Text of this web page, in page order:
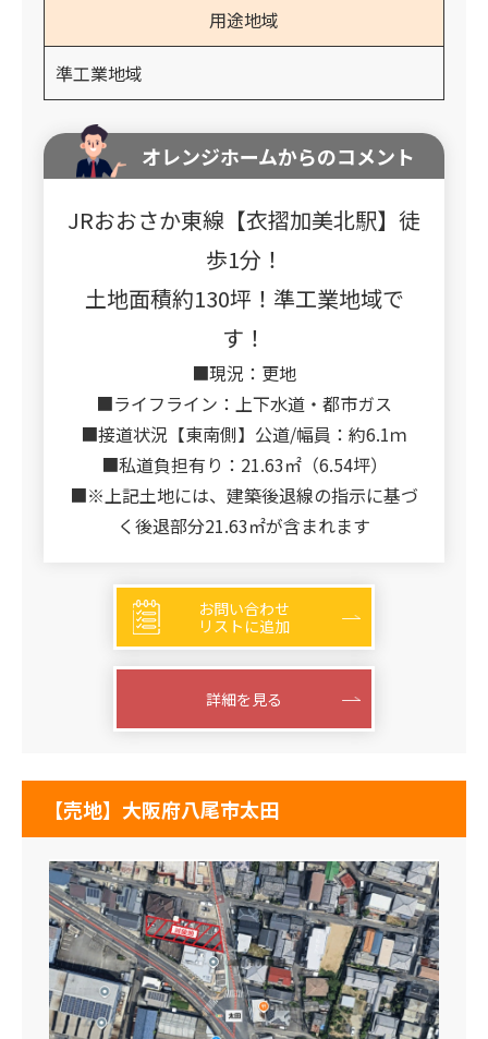
用途地域
準工業地域
オレンジホームからのコメント
JRおおさか東線【衣摺加美北駅】徒
歩1分！
土地面積約130坪！準工業地域で
す！
■現況：更地
■ライフライン：上下水道・都市ガス
■接道状況【東南側】公道/幅員：約6.1ｍ
■私道負担有り：21.63㎡（6.54坪）
■※上記土地には、建築後退線の指示に基づ
く後退部分21.63㎡が含まれます
お問い合わせ
リストに追加
詳細を見る
【売地】大阪府八尾市太田